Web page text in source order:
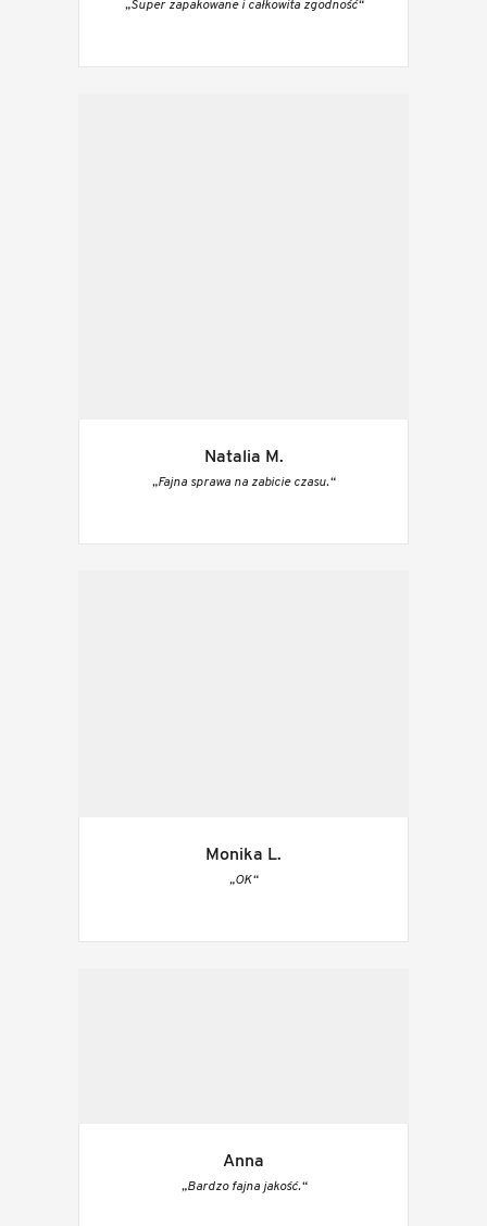
„Super zapakowane i całkowita zgodność“
Natalia M.
„Fajna sprawa na zabicie czasu.“
Monika L.
„OK“
Anna
„Bardzo fajna jakość.“